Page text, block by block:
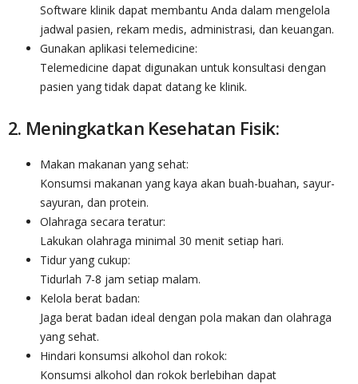
Software klinik dapat membantu Anda dalam mengelola
jadwal pasien, rekam medis, administrasi, dan keuangan.
Gunakan aplikasi telemedicine:
Telemedicine dapat digunakan untuk konsultasi dengan
pasien yang tidak dapat datang ke klinik.
2. Meningkatkan Kesehatan Fisik:
Makan makanan yang sehat:
Konsumsi makanan yang kaya akan buah-buahan, sayur-
sayuran, dan protein.
Olahraga secara teratur:
Lakukan olahraga minimal 30 menit setiap hari.
Tidur yang cukup:
Tidurlah 7-8 jam setiap malam.
Kelola berat badan:
Jaga berat badan ideal dengan pola makan dan olahraga
yang sehat.
Hindari konsumsi alkohol dan rokok:
Konsumsi alkohol dan rokok berlebihan dapat